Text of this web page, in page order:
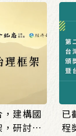
，建構國
研討會
已
程